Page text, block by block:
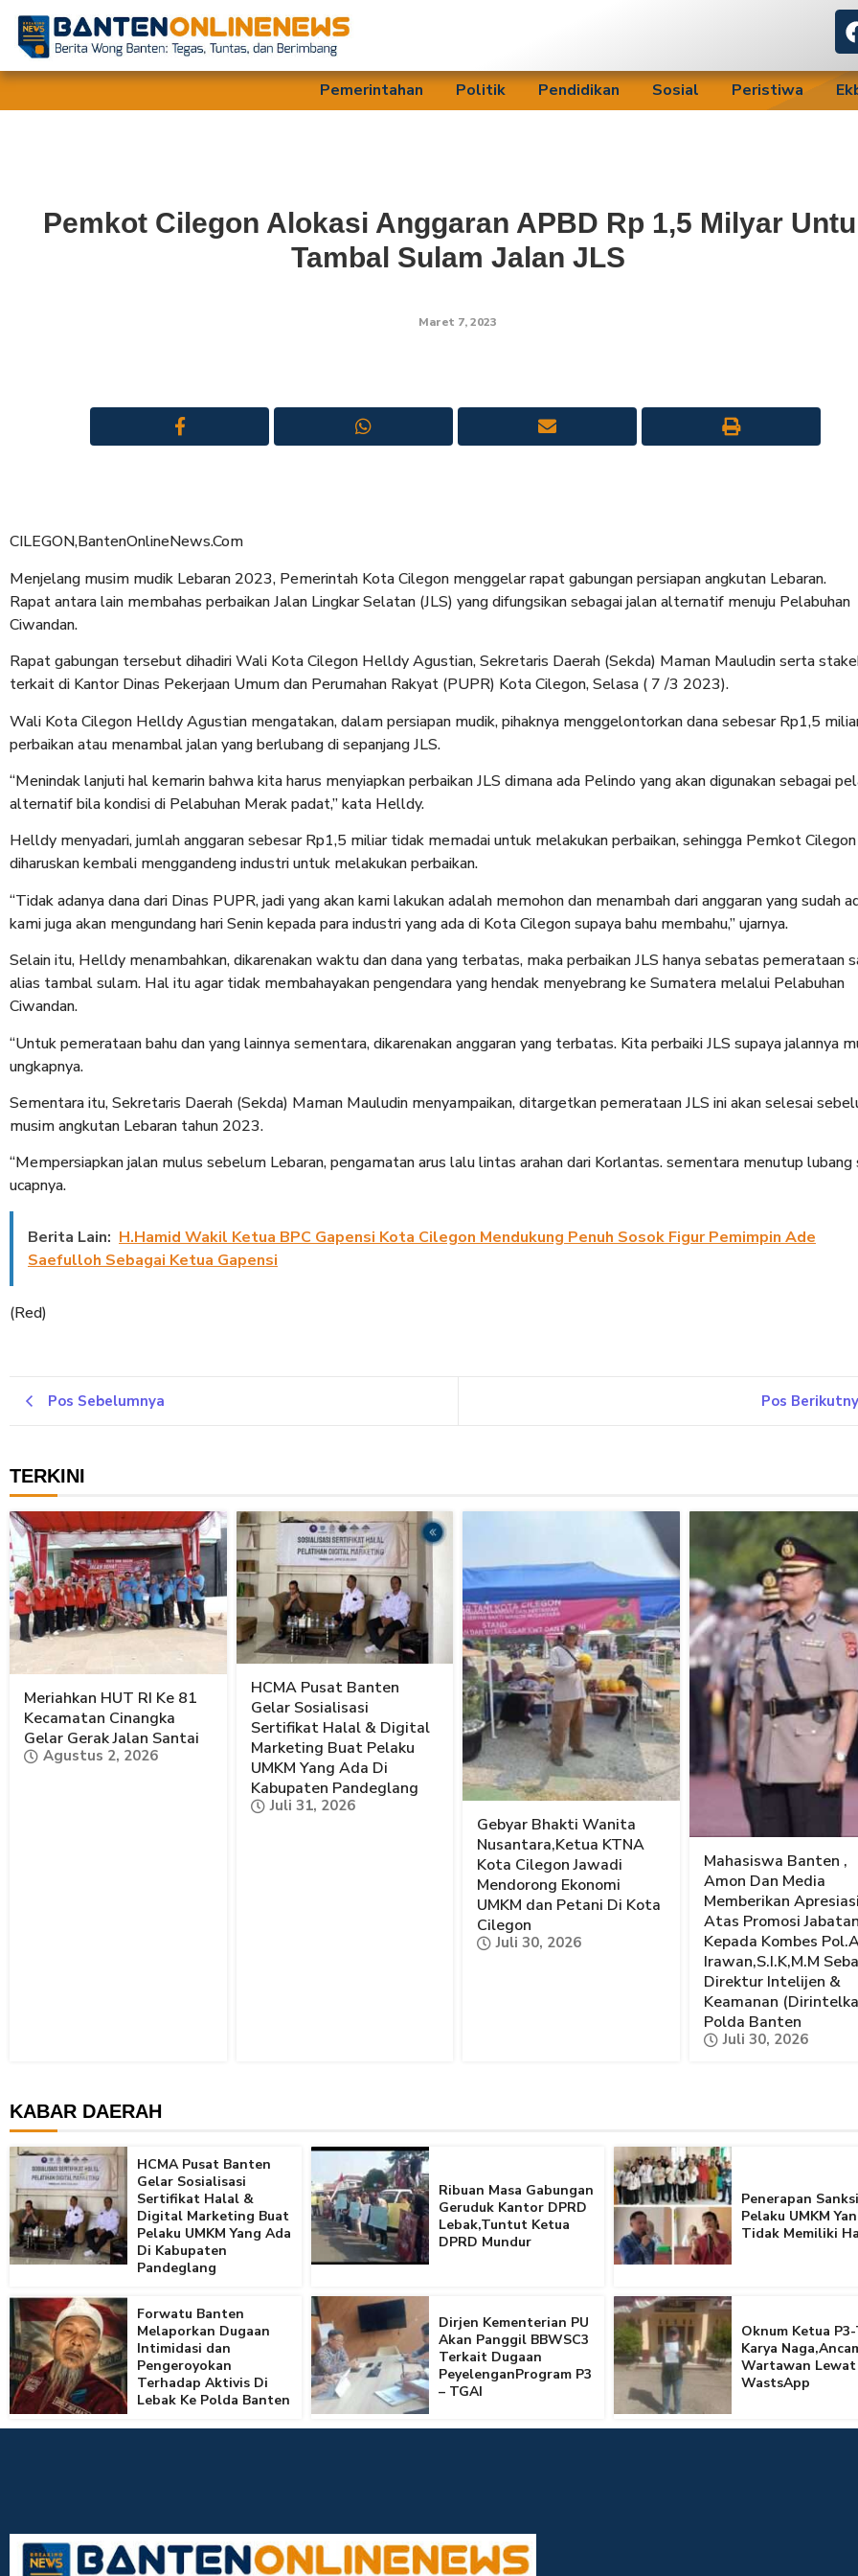
Pemerintahan Politik Pendidikan Sosial Peristiwa
Pemkot Cilegon Alokasi Anggaran APBD Rp 1,5 Milyar
Tambal Sulam Jalan JLS
Maret 7, 2023
CILEGON,BantenOnlineNews.Com
Menjelang musim mudik Lebaran 2023, Pemerintah Kota Cilegon menggelar rapat gabungan persiapan angkutan Lebaran.
Rapat antara lain membahas perbaikan Jalan Lingkar Selatan (JLS) yang difungsikan sebagai jalan alternatif menuju Pelabuhan
Ciwandan.
Rapat gabungan tersebut dihadiri Wali Kota Cilegon Helldy Agustian, Sekretaris Daerah (Sekda) Maman Mauludin serta
terkait di Kantor Dinas Pekerjaan Umum dan Perumahan Rakyat (PUPR) Kota Cilegon, Selasa ( 7 /3 2023).
Wali Kota Cilegon Helldy Agustian mengatakan, dalam persiapan mudik, pihaknya menggelontorkan dana sebesar Rp1,5
perbaikan atau menambal jalan yang berlubang di sepanjang JLS.
“Menindak lanjuti hal kemarin bahwa kita harus menyiapkan perbaikan JLS dimana ada Pelindo yang akan digunakan sebagai
alternatif bila kondisi di Pelabuhan Merak padat,” kata Helldy.
Helldy menyadari, jumlah anggaran sebesar Rp1,5 miliar tidak memadai untuk melakukan perbaikan, sehingga Pemkot Cilegon
diharuskan kembali menggandeng industri untuk melakukan perbaikan.
“Tidak adanya dana dari Dinas PUPR, jadi yang akan kami lakukan adalah memohon dan menambah dari anggaran yang sudah
kami juga akan mengundang hari Senin kepada para industri yang ada di Kota Cilegon supaya bahu membahu,” ujarnya.
Selain itu, Helldy menambahkan, dikarenakan waktu dan dana yang terbatas, maka perbaikan JLS hanya sebatas pemerataan
alias tambal sulam. Hal itu agar tidak membahayakan pengendara yang hendak menyebrang ke Sumatera melalui Pelabuhan
Ciwandan.
“Untuk pemerataan bahu dan yang lainnya sementara, dikarenakan anggaran yang terbatas. Kita perbaiki JLS supaya jalannya
ungkapnya.
Sementara itu, Sekretaris Daerah (Sekda) Maman Mauludin menyampaikan, ditargetkan pemerataan JLS ini akan selesai
musim angkutan Lebaran tahun 2023.
“Mempersiapkan jalan mulus sebelum Lebaran, pengamatan arus lalu lintas arahan dari Korlantas. sementara menutup lubang
ucapnya.
Berita Lain: H.Hamid Wakil Ketua BPC Gapensi Kota Cilegon Mendukung Penuh Sosok Figur Pemimpin Ade
Saefulloh Sebagai Ketua Gapensi
(Red)
Pos Sebelumnya Pos
TERKINI
Meriahkan HUT RI Ke 81
Kecamatan Cinangka
Gelar Gerak Jalan Santai
Agustus 2, 2026
HCMA Pusat Banten
Gelar Sosialisasi
Sertifikat Halal & Digital
Marketing Buat Pelaku
UMKM Yang Ada Di
Kabupaten Pandeglang
Juli 31, 2026
Gebyar Bhakti Wanita
Nusantara,Ketua KTNA
Kota Cilegon Jawadi
Mendorong Ekonomi
UMKM dan Petani Di Kota
Cilegon
Juli 30, 2026
Mahasiswa Banten ,
Amon Dan Media
Memberikan
Atas Promosi
Kepada Kombes
Irawan,S.I.K,M.M
Direktur Intelijen &
Keamanan
Polda Banten
Juli 30, 2026
KABAR DAERAH
HCMA Pusat Banten
Gelar Sosialisasi
Sertifikat Halal &
Digital Marketing Buat
Pelaku UMKM Yang Ada
Di Kabupaten
Pandeglang
Ribuan Masa Gabungan
Geruduk Kantor DPRD
Lebak,Tuntut Ketua
DPRD Mundur
Penerapan
Pelaku UMKM
Tidak Memiliki
Forwatu Banten
Melaporkan Dugaan
Intimidasi dan
Pengeroyokan
Terhadap Aktivis Di
Lebak Ke Polda Banten
Dirjen Kementerian PU
Akan Panggil BBWSC3
Terkait Dugaan
PeyelenganProgram P3
– TGAI
Oknum Ketua
Karya
Wartawan Lewat
WastsApp